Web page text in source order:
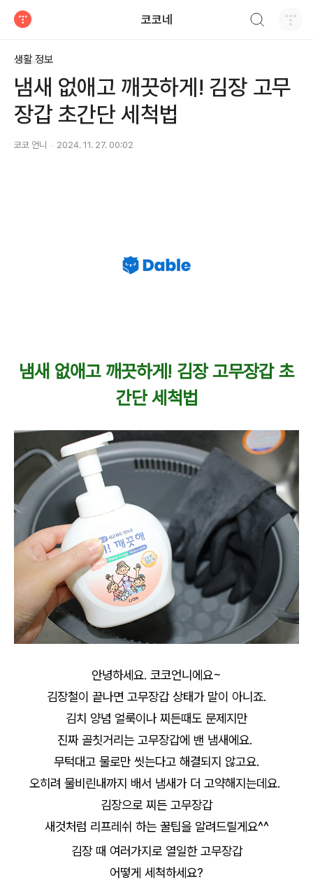
코코네
생활 정보
냄새 없애고 깨끗하게! 김장 고무
장갑 초간단 세척법
코코 언니 2024. 11. 27. 00:02
냄새 없애고 깨끗하게! 김장 고무장갑 초
간단 세척법
안녕하세요. 코코언니에요~
김장철이 끝나면 고무장갑 상태가 말이 아니죠.
김치 양념 얼룩이나 찌든때도 문제지만
진짜 골칫거리는 고무장갑에 밴 냄새에요.
무턱대고 물로만 씻는다고 해결되지 않고요.
오히려 물비린내까지 배서 냄새가 더 고약해지는데요.
김장으로 찌든 고무장갑
새것처럼 리프레쉬 하는 꿀팁을 알려드릴게요^^
김장 때 여러가지로 열일한 고무장갑
어떻게 세척하세요?